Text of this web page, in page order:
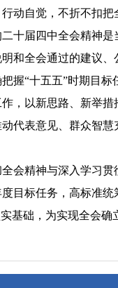
动自觉，不折不扣
届四中全会精神是
和全会通过的建议
握“十五五”时期目
，以新思路、新举
代表意见、群众智
精神与深入学习贯
目标任务，高标准
基础，为实现全会